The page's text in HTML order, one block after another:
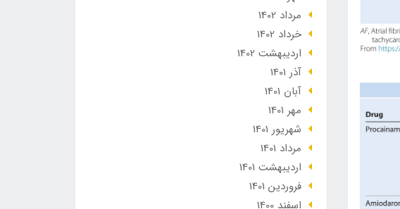
مرداد 1402
خرداد 1402
ارديبهشت 1402
آذر 1401
آبان 1401
مهر 1401
شهریور 1401
مرداد 1401
ارديبهشت 1401
فروردین 1401
اسفند 1400